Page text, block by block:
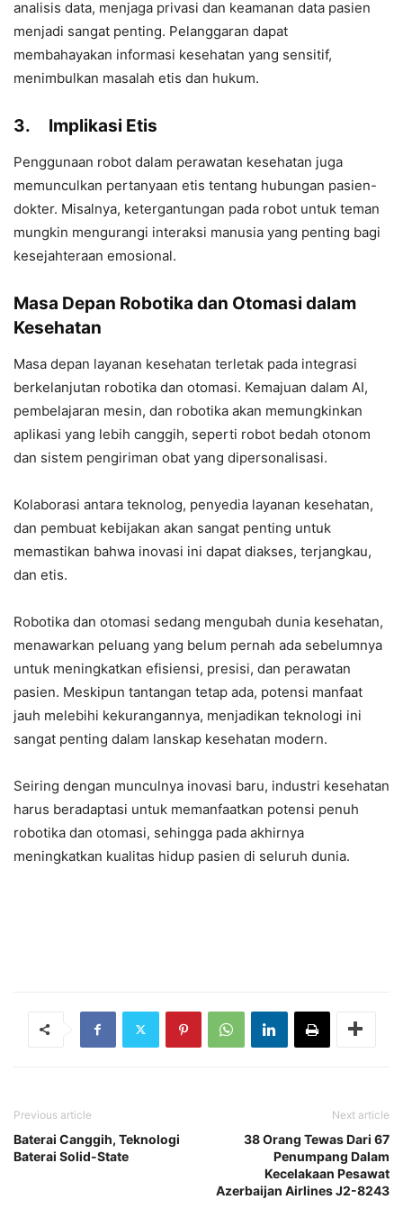
analisis data, menjaga privasi dan keamanan data pasien
menjadi sangat penting. Pelanggaran dapat
membahayakan informasi kesehatan yang sensitif,
menimbulkan masalah etis dan hukum.
3. Implikasi Etis
Penggunaan robot dalam perawatan kesehatan juga
memunculkan pertanyaan etis tentang hubungan pasien-
dokter. Misalnya, ketergantungan pada robot untuk teman
mungkin mengurangi interaksi manusia yang penting bagi
kesejahteraan emosional.
Masa Depan Robotika dan Otomasi dalam
Kesehatan
Masa depan layanan kesehatan terletak pada integrasi
berkelanjutan robotika dan otomasi. Kemajuan dalam AI,
pembelajaran mesin, dan robotika akan memungkinkan
aplikasi yang lebih canggih, seperti robot bedah otonom
dan sistem pengiriman obat yang dipersonalisasi.
Kolaborasi antara teknolog, penyedia layanan kesehatan,
dan pembuat kebijakan akan sangat penting untuk
memastikan bahwa inovasi ini dapat diakses, terjangkau,
dan etis.
Robotika dan otomasi sedang mengubah dunia kesehatan,
menawarkan peluang yang belum pernah ada sebelumnya
untuk meningkatkan efisiensi, presisi, dan perawatan
pasien. Meskipun tantangan tetap ada, potensi manfaat
jauh melebihi kekurangannya, menjadikan teknologi ini
sangat penting dalam lanskap kesehatan modern.
Seiring dengan munculnya inovasi baru, industri kesehatan
harus beradaptasi untuk memanfaatkan potensi penuh
robotika dan otomasi, sehingga pada akhirnya
meningkatkan kualitas hidup pasien di seluruh dunia.
Previous article
Baterai Canggih, Teknologi
Baterai Solid-State
Next article
38 Orang Tewas Dari 67
Penumpang Dalam
Kecelakaan Pesawat
Azerbaijan Airlines J2-8243